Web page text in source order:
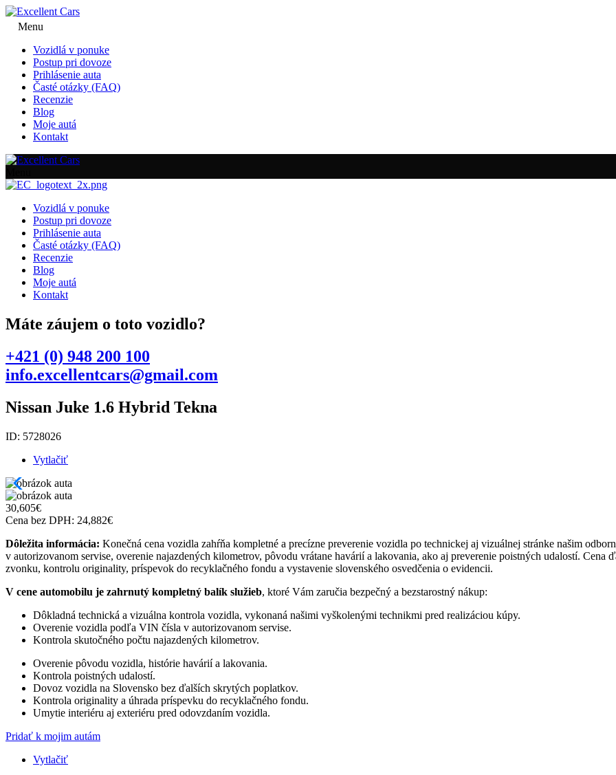
Menu
Vozidlá v ponuke
Postup pri dovoze
Prihlásenie auta
Časté otázky (FAQ)
Recenzie
Blog
Moje autá
Kontakt
Vozidlá v ponuke
Postup pri dovoze
Prihlásenie auta
Časté otázky (FAQ)
Recenzie
Blog
Moje autá
Kontakt
Máte záujem o toto vozidlo?
+421 (0) 948 200 100
info.excellentcars@gmail.com
Nissan Juke 1.6 Hybrid Tekna
ID: 5728026
Vytlačiť
30,605€
Cena bez DPH: 24,882€
Dôležita informácia: Konečná cena vozidla zahŕňa kompletné a precízne preverenie vozidla po technickej aj vizuálnej stránke našim
v autorizovanom servise, overenie najazdených kilometrov, pôvodu vrátane havárií a lakovania, ako aj preverenie poistných udalostí.
zvonku, kontrolu originality, príspevok do recyklačného fondu a vystavenie slovenského osvedčenia o evidencii.
V cene automobilu je zahrnutý kompletný balík služieb, ktoré Vám zaručia bezpečný a bezstarostný nákup:
Dôkladná technická a vizuálna kontrola vozidla, vykonaná našimi vyškolenými technikmi pred realizáciou kúpy.
Overenie vozidla podľa VIN čísla v autorizovanom servise.
Kontrola skutočného počtu najazdených kilometrov.
Overenie pôvodu vozidla, histórie havárií a lakovania.
Kontrola poistných udalostí.
Dovoz vozidla na Slovensko bez ďalších skrytých poplatkov.
Kontrola originality a úhrada príspevku do recyklačného fondu.
Umytie interiéru aj exteriéru pred odovzdaním vozidla.
Pridať k mojim autám
Vytlačiť